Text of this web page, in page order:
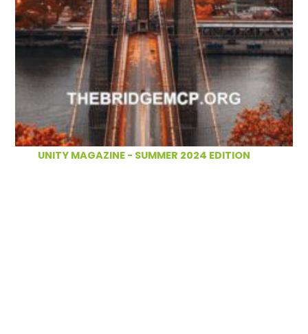
UNITY MAGAZINE - SUMMER 2024 EDITION